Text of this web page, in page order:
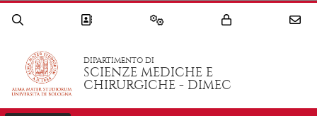
DIPARTIMENTO DI
SCIENZE MEDICHE E
CHIRURGICHE - DIMEC